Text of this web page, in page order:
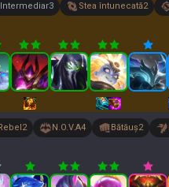
Intermediar3 Stea întunecată2
2 N.O.V.A4 Bătăuș2